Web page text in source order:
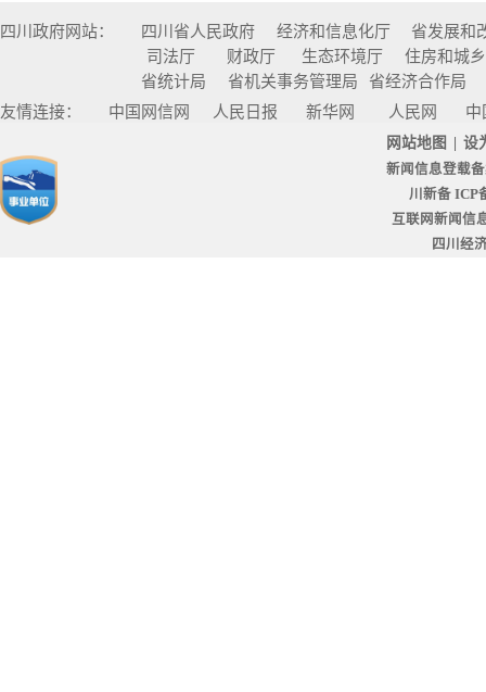
四川政府网站： 四川省人民政府 经济和信息化厅
省发展和
司法厅
财政厅 生态环境厅
住房和城
省统计局
省机关事务管理局
省经济合作局
友情连接：
中国网信网 人民日报 新华网 人民网 中
网站地图 设
新闻信息登载
川新备 ICP
互联网新闻信
四川经